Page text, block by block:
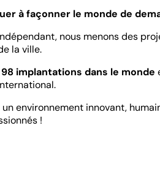
à façonner le monde de
nous menons des
la ville.
implantations dans le monde
environnement innovant,
!